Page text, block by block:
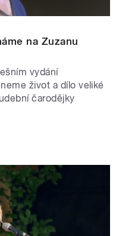
na Zuzanu
vydání
život a dílo veliké
čarodějky